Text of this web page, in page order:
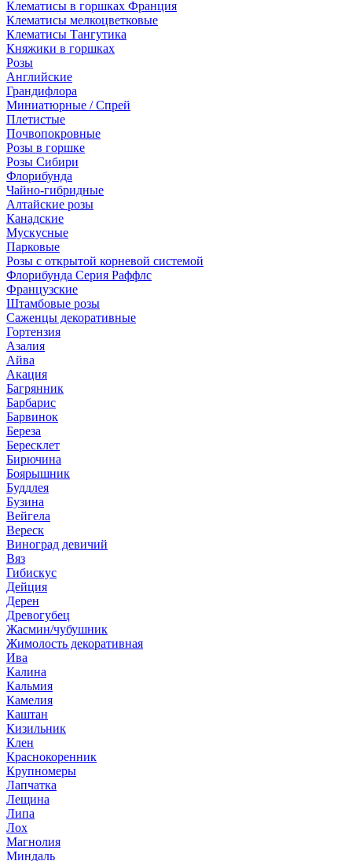
Клематисы в горшках Франция
Клематисы мелкоцветковые
Клематисы Тангутика
Княжики в горшках
Розы
Английские
Грандифлора
Миниатюрные / Спрей
Плетистые
Почвопокровные
Розы в горшке
Розы Сибири
Флорибунда
Чайно-гибридные
Алтайские розы
Канадские
Мускусные
Парковые
Розы с открытой корневой системой
Флорибунда Серия Раффлс
Французские
Штамбовые розы
Саженцы декоративные
Гортензия
Азалия
Айва
Акация
Багрянник
Барбарис
Барвинок
Береза
Бересклет
Бирючина
Боярышник
Буддлея
Бузина
Вейгела
Вереск
Виноград девичий
Вяз
Гибискус
Дейция
Дерен
Древогубец
Жасмин/чубушник
Жимолость декоративная
Ива
Калина
Кальмия
Камелия
Каштан
Кизильник
Клен
Краснокоренник
Крупномеры
Лапчатка
Лещина
Липа
Лох
Магнолия
Миндаль